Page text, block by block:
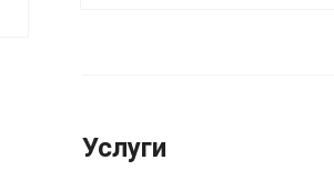
Услуги